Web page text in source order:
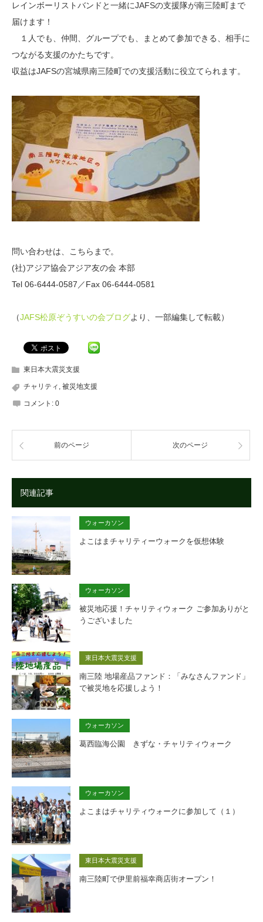
レインボーリストバンドと一緒にJAFSの支援隊が南三陸町まで
届けます！
１人でも、仲間、グループでも、まとめて参加できる、相手に
つながる支援のかたちです。
収益はJAFSの宮城県南三陸町での支援活動に役立てられます。
問い合わせは、こちらまで。
(社)アジア協会アジア友の会 本部
Tel 06-6444-0587／Fax 06-6444-0581
（JAFS松原ぞうすいの会ブログより、一部編集して転載）
東日本大震災支援
チャリティ , 被災地支援
コメント: 0
前のページ 次のページ
関連記事
ウォーカソン
よこはまチャリティーウォークを仮想体験
ウォーカソン
被災地応援！チャリティウォーク ご参加ありがと
うございました
東日本大震災支援
南三陸 地場産品ファンド：「みなさんファンド」
で被災地を応援しよう！
ウォーカソン
葛西臨海公園 きずな・チャリティウォーク
ウォーカソン
よこまはチャリティウォークに参加して（１）
東日本大震災支援
南三陸町で伊里前福幸商店街オープン！